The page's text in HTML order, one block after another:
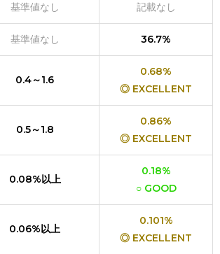
基準値なし 記載なし
基準値なし 36.7%
0.4～1.6
0.68%
◎ EXCELLENT
0.5～1.8
0.86%
◎ EXCELLENT
0.08%以上
0.18%
○ GOOD
0.06%以上
0.101%
◎ EXCELLENT